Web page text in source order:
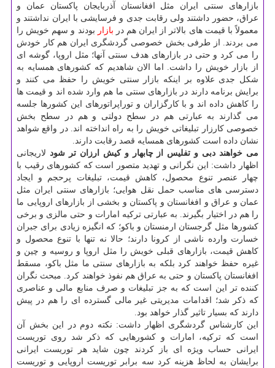
بازارهای سنتی ایران مثل افغانستان آذربایجان پاکستان عمان و
عراق، حضور داشتند ولی رقابت جدی و فرسایشی با ایران نداشتند و
معمولاً با قیمت های بالاتر از ایران هم در بازار بودند و سهم خویش را
می بردند. از طرفی بخش خصوصی گردشگری ایران هم کار خودش
را می کرد و حتی در بازارهای هدف سنتی آنها؛ مثل اروپا، گوشه ای
از بازار خویش را داشت. اما الان شاهدیم که کشورهای همسایه به
شکل جدی علاوه بر اینکه بازار سنتی خویش را حفظ می کنند و
برایش برنامه دارند در بازارهای سنتی ما هم وارد شده اند و قیمت ها
را کاهش داده اند و با کارگزاران و توراپراتورهای این کشورها جلسه
می گذارند به عبارتی هم در سطح دولتی و هم در سطح بخش
خصوصی کارزار تبلیغاتی خویش را به راه انداخته اند. در واقع شواهد
نشان داده است کشورهای همسایه قصد رقابت دارند.
می خواهند دبی و تفلیس از چابهار و کیش ارزان تر شود لاریجانی
اظهار داشت: این نگرانی و تهدید متصور است که کشورهای رقیب با
چهار عنصر تنوع محصول، کاهش قیمت، تبلیغات پرحجم و ایجاد
دسترسی های مناسب حمل نقل هوایی؛ بازارهای سنتی ایران مثل
عمان و عراق و افغانستان و پاکستان و بخشی از بازارهای اروپایی ما
را هم در اختیار بگیرند. به عبارتی ترکیه امارات و حتی مالزی و برخی
کشورها مثل گرجستان ارمنستان و باکو؛ که انگیزه زیادی برای جبران
خسارت وارده ناشی از کرونا دارند؛ حالا نه تنها با تنوع محصول و
کاهش قیمت، بازارهای قبلی خویش را مثل اروپا و روسیه و چین و
غیره حفظ خواهند کرد بلکه به بازارهای سنتی ما مثل باکو، مسقط
افغانستان پاکستان و حتی به عراق هم نفوذ خواهند کرد. مبحث نگران
کننده تر این است که به جز تبلیغات و صرف منابع مالی و عناصری
که ذکر شد؛ اقدامات مدیریتی غیر مالی گسترده ای را هم در پیش
دارند که بسیار تاثیر گذار خواهد بود.
این کارشناس گردشگری اظهار داشت: نکته دوم در این بخش آن
است که ترکیه، امارات و کشورهایی که ذکر شد روی توریست
ایرانی حساب ویژه ای باز کردند چون شاید هر توریست ایرانی
برایشان به لحاظ هزینه کرد سه برابر توریست اروپایی و توریست